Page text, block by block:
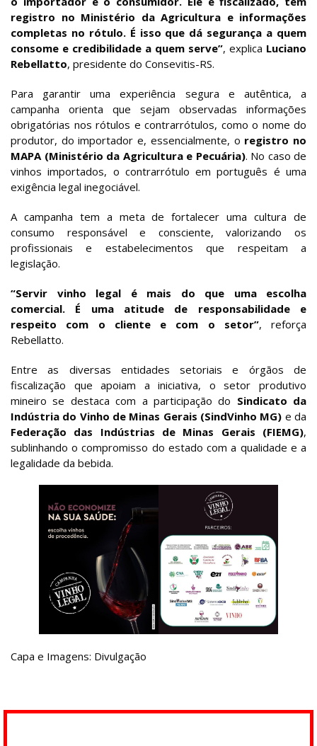
registro no Ministério da Agricultura e informações
completas no rótulo. É isso que dá segurança a quem
consome e credibilidade a quem serve”, explica Luciano
Rebellatto, presidente do Consevitis-RS.
Para garantir uma experiência segura e autêntica, a
campanha orienta que sejam observadas informações
obrigatórias nos rótulos e contrarrótulos, como o nome do
produtor, do importador e, essencialmente, o registro no
MAPA (Ministério da Agricultura e Pecuária). No caso de
vinhos importados, o contrarrótulo em português é uma
exigência legal inegociável.
A campanha tem a meta de fortalecer uma cultura de
consumo responsável e consciente, valorizando os
profissionais e estabelecimentos que respeitam a
legislação.
“Servir vinho legal é mais do que uma escolha
comercial. É uma atitude de responsabilidade e
respeito com o cliente e com o setor”, reforça
Rebellatto.
Entre as diversas entidades setoriais e órgãos de
fiscalização que apoiam a iniciativa, o setor produtivo
mineiro se destaca com a participação do Sindicato da
Indústria do Vinho de Minas Gerais (SindVinho MG) e da
Federação das Indústrias de Minas Gerais (FIEMG),
sublinhando o compromisso do estado com a qualidade e a
legalidade da bebida.
Capa e Imagens: Divulgação